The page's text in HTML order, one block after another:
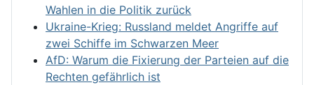
Wahlen in die Politik zurück
Ukraine-Krieg: Russland meldet Angriffe auf
zwei Schiffe im Schwarzen Meer
AfD: Warum die Fixierung der Parteien auf die
Rechten gefährlich ist